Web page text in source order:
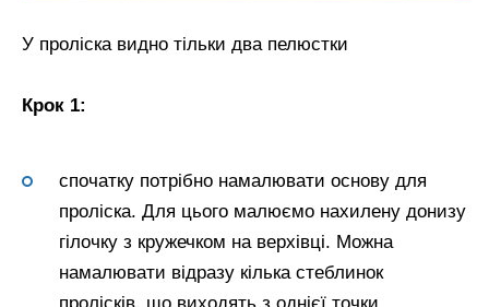
У проліска видно тільки два пелюстки
Крок 1:
спочатку потрібно намалювати основу для
проліска. Для цього малюємо нахилену донизу
гілочку з кружечком на верхівці. Можна
намалювати відразу кілька стеблинок